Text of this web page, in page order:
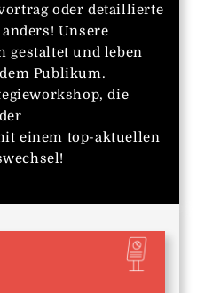
oder detaillierte
Unsere
gestaltet und leben
Publikum.
die
einem top-aktuellen